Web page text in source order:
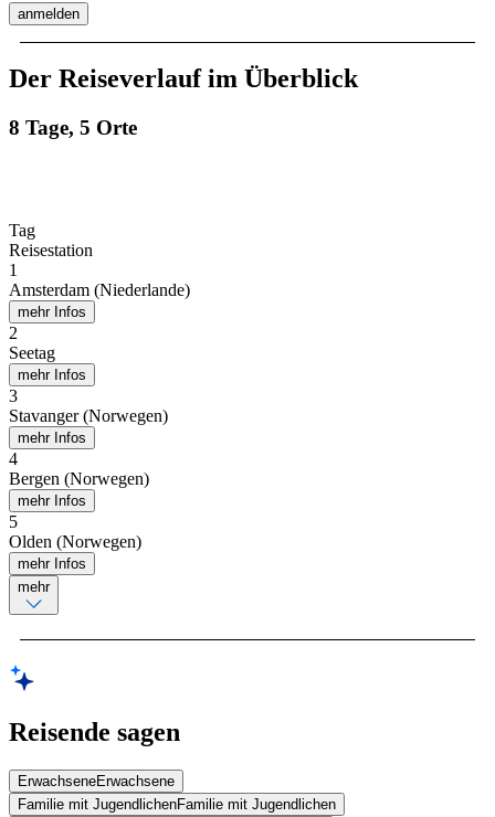
anmelden
Der Reiseverlauf im Überblick
8 Tage, 5 Orte
Tag
Reisestation
1
Amsterdam (Niederlande)
mehr Infos
2
Seetag
mehr Infos
3
Stavanger (Norwegen)
mehr Infos
4
Bergen (Norwegen)
mehr Infos
5
Olden (Norwegen)
mehr Infos
mehr
Reisende sagen
ErwachseneErwachsene
Familie mit JugendlichenFamilie mit Jugendlichen